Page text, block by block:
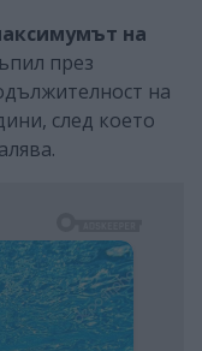
на
през
на
след което